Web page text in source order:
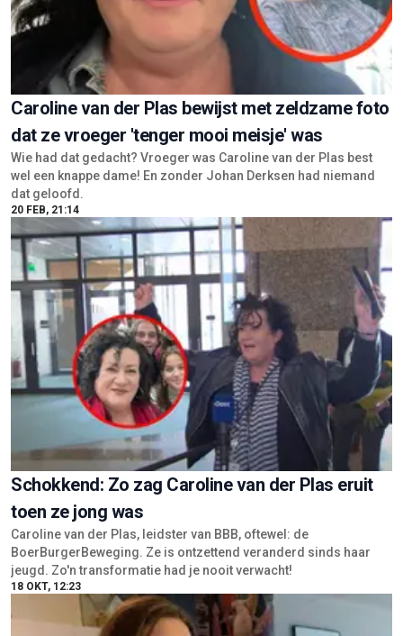
Caroline van der Plas bewijst met zeldzame foto
dat ze vroeger 'tenger mooi meisje' was
Wie had dat gedacht? Vroeger was Caroline van der Plas best
wel een knappe dame! En zonder Johan Derksen had niemand
dat geloofd.
20 FEB, 21:14
Schokkend: Zo zag Caroline van der Plas eruit
toen ze jong was
Caroline van der Plas, leidster van BBB, oftewel: de
BoerBurgerBeweging. Ze is ontzettend veranderd sinds haar
jeugd. Zo'n transformatie had je nooit verwacht!
18 OKT, 12:23